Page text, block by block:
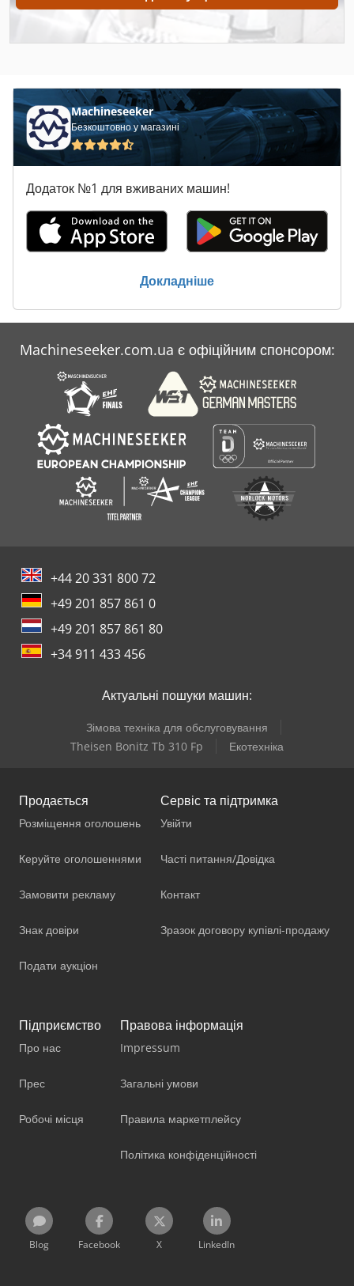
Hirzt
Holtec
Vrb
Wravor
Заводний
Накопичувачів
Російська
Machineseeker
Безкоштовно у магазині
Додаток №1 для вживаних машин!
Докладніше
Machineseeker.com.ua є офіційним спонсором:
+44 20 331 800 72
+49 201 857 861 0
+49 201 857 861 80
+34 911 433 456
Актуальні пошуки машин:
Зімова техніка для обслуговування
Theisen Bonitz Tb 310 Fp
Екотехніка
Продається
Розміщення оголошень
Керуйте оголошеннями
Замовити рекламу
Знак довіри
Подати аукціон
Сервіс та підтримка
Увійти
Часті питання/Довідка
Контакт
Зразок договору купівлі-продажу
Підприємство
Про нас
Прес
Робочі місця
Правова інформація
Impressum
Загальні умови
Правила маркетплейсу
Політика конфіденційності
Blog Facebook X LinkedIn